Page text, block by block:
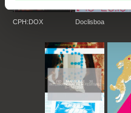
CPH:DOX Doclisboa